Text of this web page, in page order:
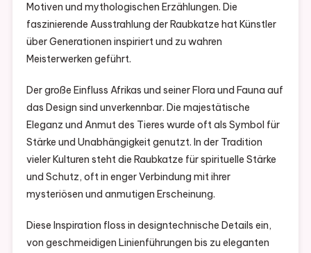
Motiven und mythologischen Erzählungen. Die
faszinierende Ausstrahlung der Raubkatze hat Künstler
über Generationen inspiriert und zu wahren
Meisterwerken geführt.
Der große Einfluss Afrikas und seiner Flora und Fauna auf
das Design sind unverkennbar. Die majestätische
Eleganz und Anmut des Tieres wurde oft als Symbol für
Stärke und Unabhängigkeit genutzt. In der Tradition
vieler Kulturen steht die Raubkatze für spirituelle Stärke
und Schutz, oft in enger Verbindung mit ihrer
mysteriösen und anmutigen Erscheinung.
Diese Inspiration floss in designtechnische Details ein,
von geschmeidigen Linienführungen bis zu eleganten